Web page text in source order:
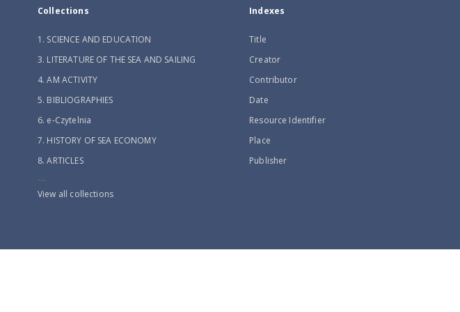
Collections
1. SCIENCE AND EDUCATION
3. LITERATURE OF THE SEA AND SAILING
4. AM ACTIVITY
5. BIBLIOGRAPHIES
6. e-Czytelnia
7. HISTORY OF SEA ECONOMY
8. ARTICLES
...
View all collections
Indexes
Title
Creator
Contributor
Date
Resource Identifier
Place
Publisher